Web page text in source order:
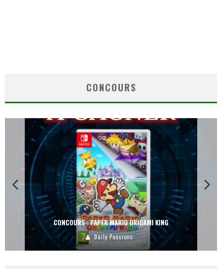
CONCOURS
CONCOURS : PAPER MARIO ORIGAMI KING
Daily Passions